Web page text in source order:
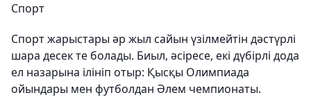
Спорт
Спорт жарыстары әр жыл сайын үзілмейтін дәстүрлі
шара десек те болады. Биыл, әсіресе, екі дүбірлі дода
ел назарына ілініп отыр: Қысқы Олимпиада
ойындары мен футболдан Әлем чемпионаты.